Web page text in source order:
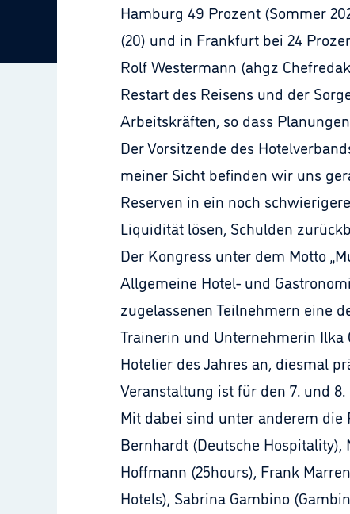
Hamburg 49 Prozent (Sommer
(20) und in Frankfurt bei 24
Rolf Westermann (ahgz
Restart des Reisens und der
Arbeitskräften, so dass
Der Vorsitzende des
meiner Sicht befinden wir uns
Reserven in ein noch
Liquidität lösen, Schulden
Der Kongress unter dem Motto
Allgemeine Hotel- und
zugelassenen Teilnehmern eine
Trainerin und Unternehmerin
Hotelier des Jahres an, diesmal
Veranstaltung ist für den 7. und
Mit dabei sind unter anderem die
Bernhardt (Deutsche Hospitality),
Hoffmann (25hours), Frank
Hotels), Sabrina Gambino